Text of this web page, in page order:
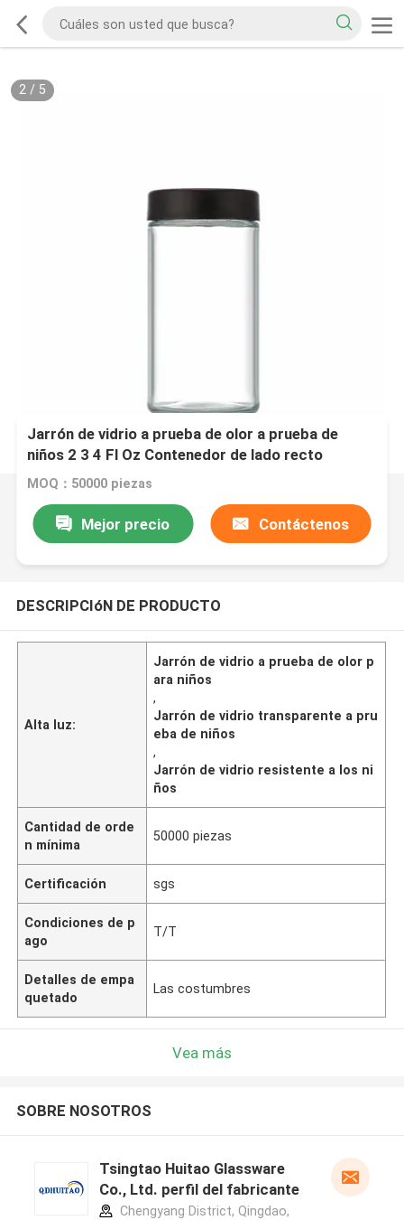
2/ 5
Jarrón de vidrio a prueba de olor a prueba de
niños 2 3 4 Fl Oz Contenedor de lado recto
transparente hermético
MOQ：50000 piezas
Mejor precio Contáctenos
DESCRIPCIóN DE PRODUCTO
Alta luz:
Jarrón de vidrio a prueba de olor p
ara niños
,
Jarrón de vidrio transparente a pru
eba de niños
,
Jarrón de vidrio resistente a los ni
ños
Cantidad de orde
n mínima
50000 piezas
Certificación sgs
Condiciones de p
ago
T/T
Detalles de empa
quetado
Las costumbres
Vea más
SOBRE NOSOTROS
Tsingtao Huitao Glassware
Co., Ltd. perfil del fabricante
Chengyang District, Qingdao,